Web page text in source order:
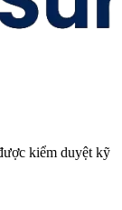
kiểm duyệt kỹ